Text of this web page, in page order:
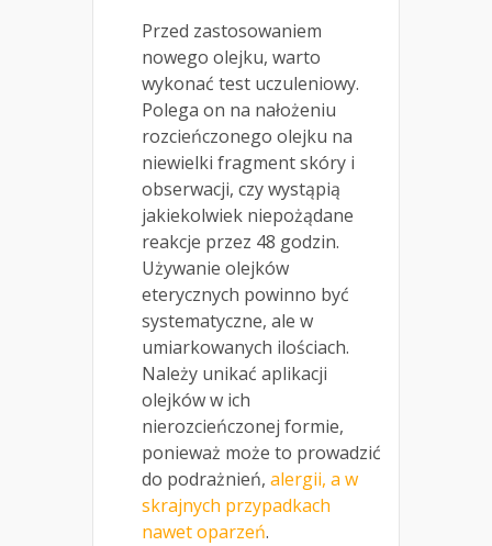
Przed zastosowaniem
nowego olejku, warto
wykonać test uczuleniowy.
Polega on na nałożeniu
rozcieńczonego olejku na
niewielki fragment skóry i
obserwacji, czy wystąpią
jakiekolwiek niepożądane
reakcje przez 48 godzin.
Używanie olejków
eterycznych powinno być
systematyczne, ale w
umiarkowanych ilościach.
Należy unikać aplikacji
olejków w ich
nierozcieńczonej formie,
ponieważ może to prowadzić
do podrażnień, alergii, a w
skrajnych przypadkach
nawet oparzeń.